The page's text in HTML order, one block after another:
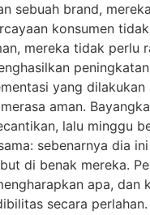
sebuah brand,
konsumen
mereka tidak perlu
yang
aman.
lalu minggu
sebenarnya dia
di benak mereka.
apa, dan
secara